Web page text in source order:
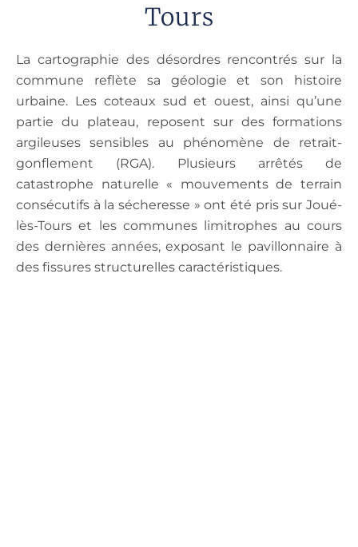
Tours
La cartographie des désordres rencontrés sur la
commune reflète sa géologie et son histoire
urbaine. Les coteaux sud et ouest, ainsi qu’une
partie du plateau, reposent sur des formations
argileuses sensibles au phénomène de retrait-
gonflement (RGA). Plusieurs arrêtés de
catastrophe naturelle « mouvements de terrain
consécutifs à la sécheresse » ont été pris sur Joué-
lès-Tours et les communes limitrophes au cours
des dernières années, exposant le pavillonnaire à
des fissures structurelles caractéristiques.